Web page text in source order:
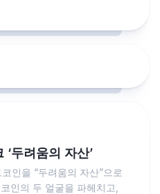
두려움의 자산’
인을 “두려움의 자산”으로
인의 두 얼굴을 파헤치고,